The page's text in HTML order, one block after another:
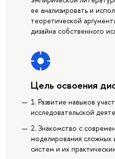
ее анализировать и
теоретической
дизайна собственного
Цель освоения
1. Развитие навыков
исследовательской
2. Знакомство с
моделирования
систем и их